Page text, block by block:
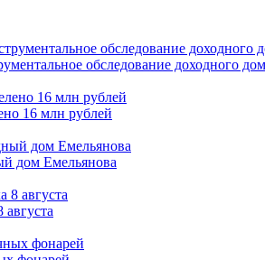
обследование доходного
16 млн рублей
дом Емельянова